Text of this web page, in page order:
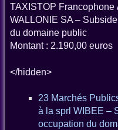
TAXISTOP Francophone
WALLONIE SA –
du domaine public
Montant : 2.190,00 euros
</hidden>
23 Marchés
à la sprl WIBEE –
occupation du